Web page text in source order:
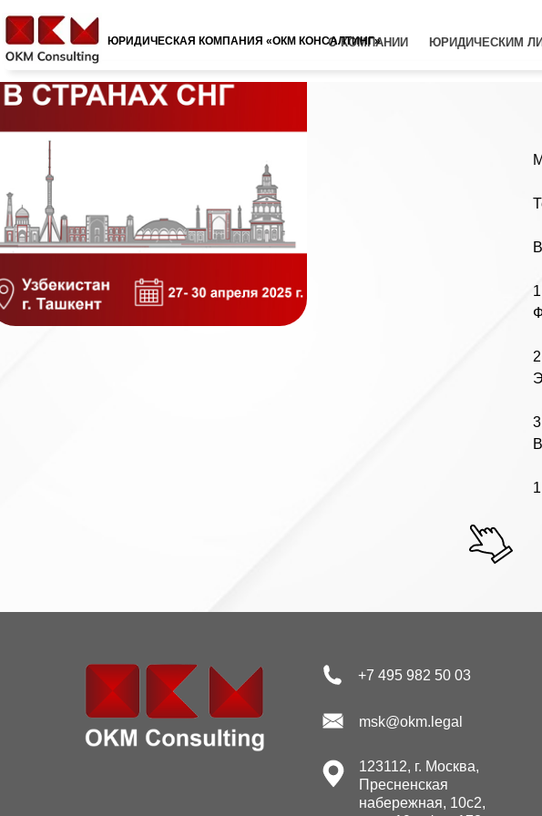
О КОМПАНИИ ЮРИДИЧЕСКИМ
ЮРИДИЧЕСКАЯ КОМПАНИЯ «ОКМ КОНСАЛТИНГ»
1.Тема:
ФОРМЫ
2 Тема:
3 Тема:
1.Тема:
+7 495 982 50 03
msk@okm.legal
123112, г. Москва,
Пресненская
набережная, 10с2,